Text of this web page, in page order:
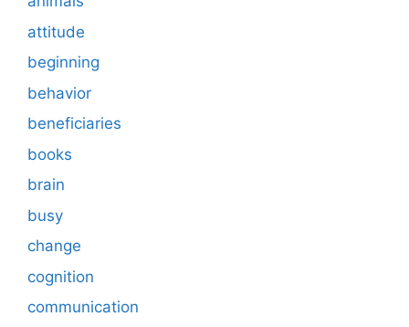
attitude
beginning
behavior
beneficiaries
books
brain
busy
change
cognition
communication